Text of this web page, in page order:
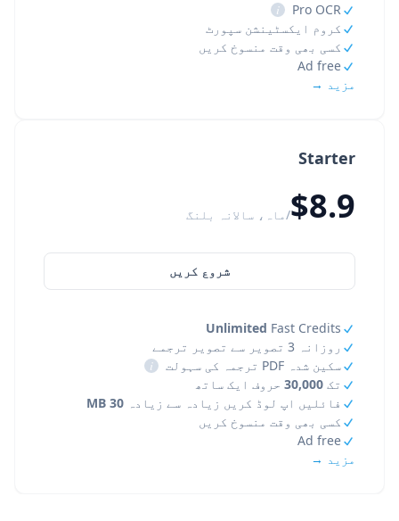
Starter
$8.9/ماہ، سالانہ بلنگ
شروع کریں
Unlimited Fast Credits
روزانہ 3 تصویر سے تصویر ترجمے
سکین شدہ PDF ترجمہ کی سہولت
i
تک 30,000 حروف ایک ساتھ
فائلیں اپ لوڈ کریں زیادہ سے زیادہ 30 MB
کسی بھی وقت منسوخ کریں
Ad free
مزید →
Pro OCR
i
کروم ایکسٹینشن سپورٹ
کسی بھی وقت منسوخ کریں
Ad free
مزید →